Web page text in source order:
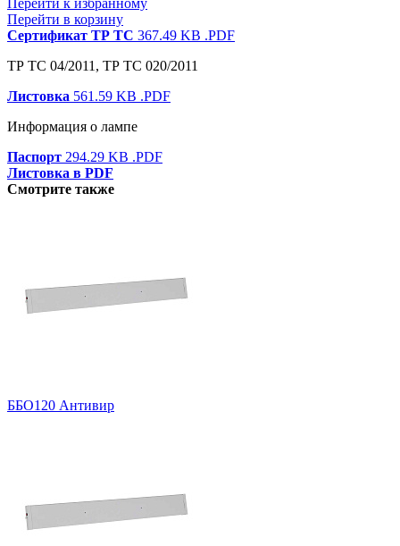
Перейти к избранному
Перейти в корзину
Сертификат ТР ТС 367.49 KB .PDF
ТР ТС 04/2011, ТР ТС 020/2011
Листовка 561.59 KB .PDF
Информация о лампе
Паспорт 294.29 KB .PDF
Листовка в PDF
Смотрите также
ББО120 Антивир